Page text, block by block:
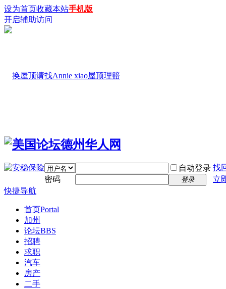
设为首页收藏本站手机版
开启辅助访问
自动登录 找
密码
登录
立
快捷导航
首页Portal
加州
论坛BBS
招聘
求职
汽车
房产
二手